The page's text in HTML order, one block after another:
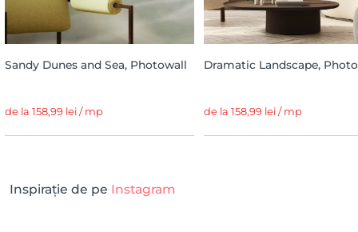
Sandy Dunes and Sea, Photowall
de la 158,99 lei / mp
Dramatic Landscape,
de la 158,99 lei / mp
Inspirație de pe Instagram